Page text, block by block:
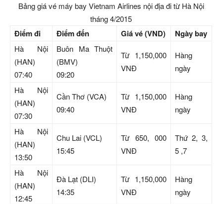
Bảng giá vé máy bay Vietnam Airlines nội địa đi từ Hà Nội
tháng 4/2015
Điểm đi Điểm đến Giá vé (VND) Ngày bay
Hà Nội
(HAN)
07:40
Buôn Ma Thuột
(BMV)
09:20
Từ 1,150,000
VNĐ
Hàng
ngày
Hà Nội
(HAN)
07:30
Cần Thơ (VCA)
09:40
Từ 1,150,000
VNĐ
Hàng
ngày
Hà Nội
(HAN)
13:50
Chu Lai (VCL)
15:45
Từ 650, 000
VNĐ
Thứ 2, 3,
5 ,7
Hà Nội
(HAN)
12:45
Đà Lạt (DLI)
14:35
Từ 1,150,000
VNĐ
Hàng
ngày